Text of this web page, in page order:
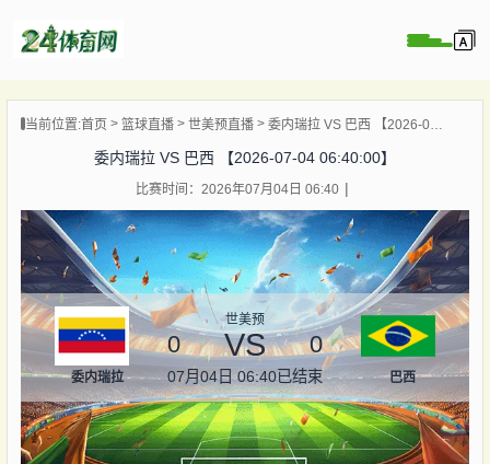
播
播
播
当前位置:首页 篮球直播 世美预直播 委内瑞拉 VS 巴西 【2026-07-04 06:40:00】
委内瑞拉 VS 巴西 【2026-07-04 06:40:00】
比赛时间：2026年07月04日 06:40
委内瑞拉
世美预
0 VS 0
07月04日 06:40已结束 巴西